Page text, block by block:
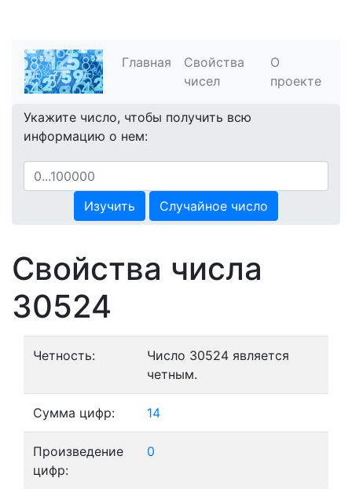
Главная
Свойства
чисел
О
проекте
Укажите число, чтобы получить всю
информацию о нем:
Изучить Случайное число
Свойства числа
30524
Четность:
Число 30524 является
четным.
Сумма цифр: 14
Произведение
цифр:
0